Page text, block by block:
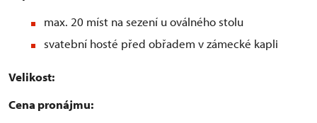
max. 20 míst na sezení u oválného stolu
svatební hosté před obřadem v zámecké kapli
Velikost:
Cena pronájmu: